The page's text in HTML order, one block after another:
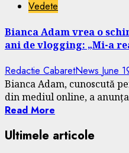
Vedete
Bianca Adam vrea o
ani de vlogging: „Mi-a
Redactie CabaretNews June
Bianca Adam, cunoscută
din mediul online, a
Read More
Ultimele articole